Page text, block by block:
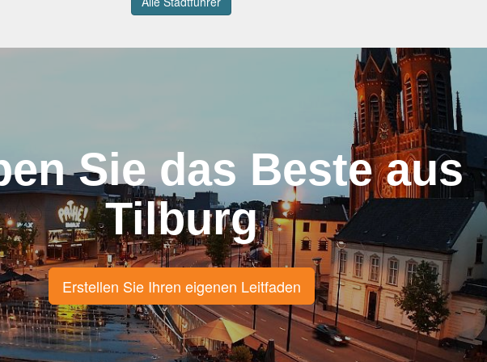
Sie das Beste aus
Tilburg
Erstellen Sie Ihren eigenen Leitfaden